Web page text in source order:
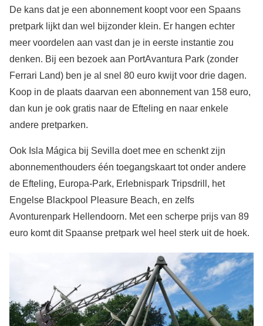
De kans dat je een abonnement koopt voor een Spaans
pretpark lijkt dan wel bijzonder klein. Er hangen echter
meer voordelen aan vast dan je in eerste instantie zou
denken. Bij een bezoek aan PortAvantura Park (zonder
Ferrari Land) ben je al snel 80 euro kwijt voor drie dagen.
Koop in de plaats daarvan een abonnement van 158 euro,
dan kun je ook gratis naar de Efteling en naar enkele
andere pretparken.
Ook Isla Mágica bij Sevilla doet mee en schenkt zijn
abonnementhouders één toegangskaart tot onder andere
de Efteling, Europa-Park, Erlebnispark Tripsdrill, het
Engelse Blackpool Pleasure Beach, en zelfs
Avonturenpark Hellendoorn. Met een scherpe prijs van 89
euro komt dit Spaanse pretpark wel heel sterk uit de hoek.